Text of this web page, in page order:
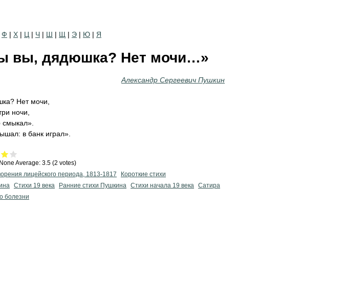
Ф | Х | Ц | Ч | Ш | Щ | Э | Ю | Я
вы, дядюшка? Нет мочи…»
Александр Сергеевич Пушкин
Нет мочи,
ночи,
смыкал».
в банк играл».
None Average: 3.5 (2 votes)
лицейского периода, 1813-1817
Короткие стихи
Стихи 19 века Ранние стихи Пушкина Cтихи начала 19 века Сатира
болезни